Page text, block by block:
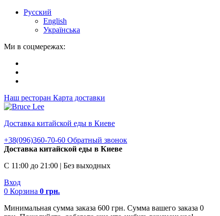
Русский
English
Українська
Ми в соцмережах:
Наш ресторан Карта доставки
Доставка китайской еды в Киеве
+38(096)360-70-60 Обратный звонок
Доставка китайской еды в Киеве
С 11:00 до 21:00 | Без выходных
Вход
0 Корзина 0 грн.
Минимальная сумма заказа 600 грн. Сумма вашего заказа 0